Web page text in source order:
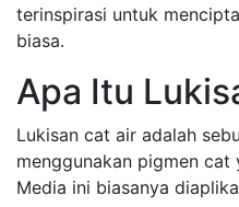
terinspirasi untuk
biasa.
Apa Itu
Lukisan cat air adalah
menggunakan pigmen
Media ini biasanya